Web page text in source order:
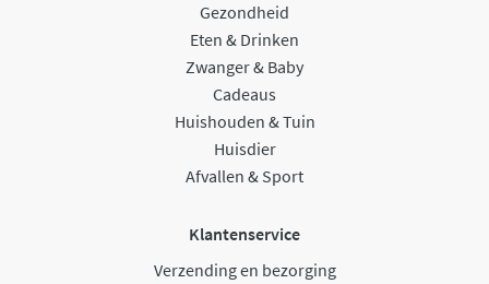
Gezondheid
Eten & Drinken
Zwanger & Baby
Cadeaus
Huishouden & Tuin
Huisdier
Afvallen & Sport
Klantenservice
Verzending en bezorging